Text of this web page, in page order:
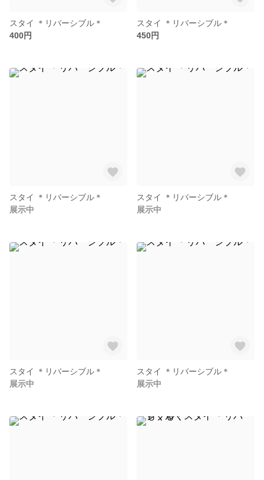
スタイ ＊リバーシブル＊
400円
スタイ ＊リバーシブル＊
450円
スタイ ＊リバーシブル＊
展示中
スタイ ＊リバーシブル＊
展示中
スタイ ＊リバーシブル＊
展示中
スタイ ＊リバーシブル＊
展示中